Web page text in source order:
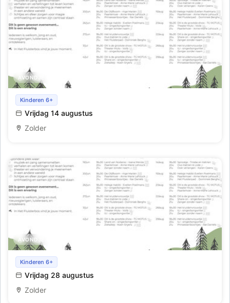
AVONDJE UIT
Het fluisterbos - cultuur in de natuur
Kinderen 6+
Vrijdag 14 augustus
Zolder
AVONDJE UIT
Het fluisterbos - cultuur in de natuur
Kinderen 6+
Vrijdag 28 augustus
Zolder